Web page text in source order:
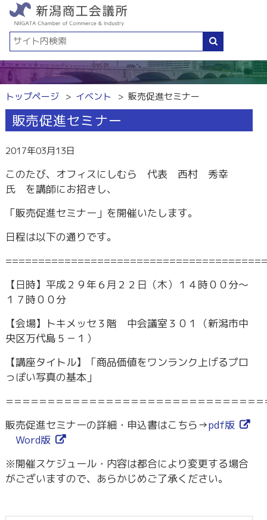
トップページ イベント 販売促進セミナー
販売促進セミナー
2017年03月13日
このたび、オフィスにしむら 代表 西村 秀幸
氏 を講師にお招きし、
「販売促進セミナー」を開催いたします。
日程は以下の通りです。
【日時】平成２９年６月２２日（木）１４時００分～
１７時００分
【会場】トキメッセ３階 中会議室３０１（新潟市中
央区万代島５－１）
【講座タイトル】「商品価値をワンランク上げるプロ
っぽい写真の基本」
販売促進セミナーの詳細・申込書はこちら→pdf版
Word版
※開催スケジュール・内容は都合により変更する場合
がございますので、あらかじめご了承ください。